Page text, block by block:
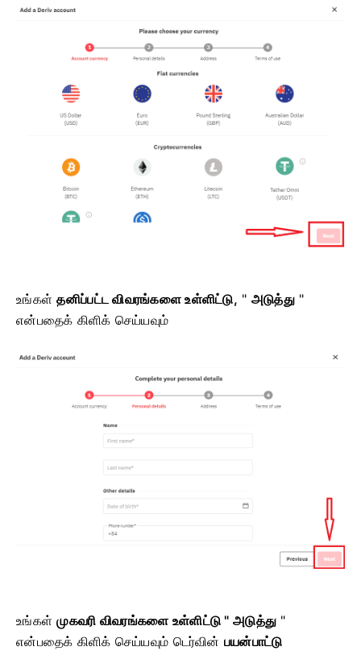
உங்கள்தனிப்பட்ட விவரங்களை உள்ளிட்டு, " அடுத்து"
என்பதைக் கிளிக் செய்யவும்
உங்கள்முகவரி விவரங்களை உள்ளிட்டு "அடுத்து "
என்பதைக் கிளிக் செய்யவும் டெர்வின் பயன்பாட்டு